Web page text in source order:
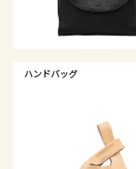
ハンドバッグ